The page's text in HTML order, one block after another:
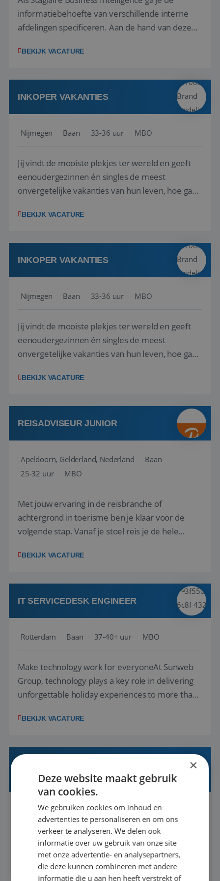
informatiebehoefte van verschillende interne
afdelingen specificeren. Aan de hand van deze
adviezen, rapportages en dashboards
producten ontwikkel je door middel van de data
uit ons datawa...
BEKIJK VACATURE
INKOPER VAKANTIES
Nijmegen Baan 33-36 uur MBO
Jij vindt de mooiste plekjes ter wereld en geeft
eenoudergezinnen én singles de meest
onvergetelijke vakanties van hun leven, hoe gaaf
net zo goed thuis is in een onderhandeling als op
in Europa? Dan is dit jouw kans. A...
BEKIJK VACATURE
INKOPER VAKANTIES
Nijmegen Baan 33-36 uur MBO
Jij vindt de mooiste plekjes ter wereld en geeft
eenoudergezinnen én singles de meest
onvergetelijke vakanties van hun leven, hoe gaaf
net zo goed thuis is in een onderhandeling als op
in Europa? Dan is dit jouw kans. A...
BEKIJK VACATURE
REISADVISEUR JUNIOR
Apeldoorn, Gelderland, Nederland
Baan
25-32 uur
MBO
Met jouw ervaring in de reisbranche of
achtergrond in toerisme ben je klaar voor de
volgende stap. Vanaf je stoel reis je de hele
wensen van je team, je klant en wat er in de
klanten te overtuigen om die droomreis te
boeken! ...
BEKIJK VACATURE
IT SERVICEDESK ENGINEER
Rotterdam Baan 37-40+ uur MBO
Make technology work for everyoneAt Sunweb
Group, technology plays a key role in delivering
unforgettable holiday experiences to more than
scenes, our colleagues rely on secure, reliable,
work.As an IT Servicedesk Engineer, ...
BEKIJK VACATURE
SPECIALIST
Rotterdam Baan 37-40+ uur HBO
Ben jij gepassioneerd over het bieden van
uitzonderlijke klantervaringen en het creëren
van een gastvrije omgeving? Vind je het leuk om
×
Deze website maakt gebruik
van cookies.
We gebruiken cookies om inhoud en
advertenties te personaliseren en om ons
verkeer te analyseren. We delen ook
informatie over uw gebruik van onze site
met onze advertentie- en analysepartners,
die deze kunnen combineren met andere
informatie die u aan hen heeft verstrekt of